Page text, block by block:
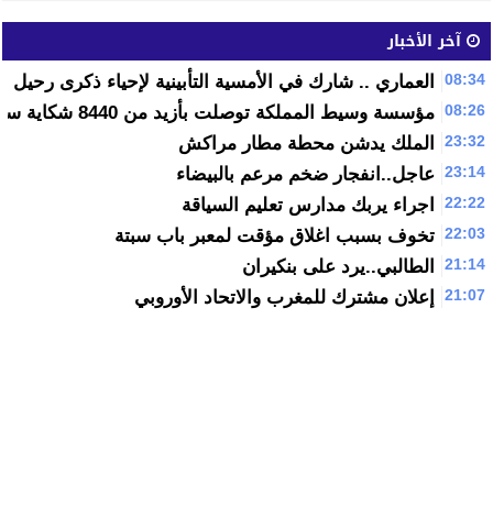
آخر الأخبار
08:34 العماري .. شارك في الأمسية التأبينية لإحياء ذكرى رحيل
08:26 مؤسسة وسيط المملكة توصلت بأزيد من 8440 شكاية سنة 2015
23:32 الملك يدشن محطة مطار مراكش
23:14 عاجل..انفجار ضخم مرعم بالبيضاء
22:22 اجراء يربك مدارس تعليم السياقة
22:03 تخوف بسبب اغلاق مؤقت لمعبر باب سبتة
21:14 الطالبي..يرد على بنكيران
21:07 إعلان مشترك للمغرب والاتحاد الأوروبي